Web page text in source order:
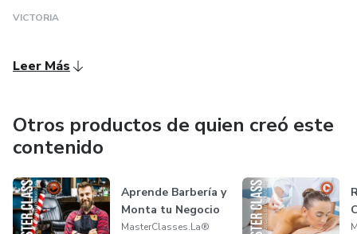
VICTORIA
Leer Más
Otros productos de quien creó este
contenido
Aprende Barbería y
Monta tu Negocio
MasterClasses.La®